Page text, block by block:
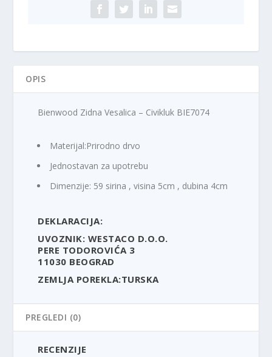
OPIS
Bienwood Zidna Vesalica – Civikluk BIE7074
Materijal:Prirodno drvo
Jednostavan za upotrebu
Dimenzije: 59 sirina , visina 5cm , dubina 4cm
DEKLARACIJA:
UVOZNIK: WESTACO D.O.O.
PERE TODOROVIĆA 3
11030 BEOGRAD
ZEMLJA POREKLA:TURSKA
PREGLEDI (0)
RECENZIJE